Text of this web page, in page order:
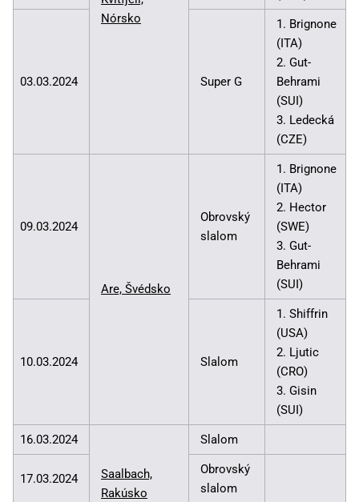
Nórsko
03.03.2024 Super G
1. Brignone
(ITA)
2. Gut-
Behrami
(SUI)
3. Ledecká
(CZE)
09.03.2024
Are, Švédsko
Obrovský
slalom
1. Brignone
(ITA)
2. Hector
(SWE)
3. Gut-
Behrami
(SUI)
10.03.2024 Slalom
1. Shiffrin
(USA)
2. Ljutic
(CRO)
3. Gisin
(SUI)
16.03.2024
Saalbach,
Rakúsko
Slalom
17.03.2024
Obrovský
slalom